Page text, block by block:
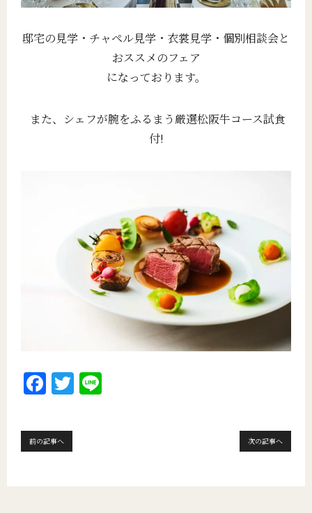
邸宅の見学・チャペル見学・衣裳見学・個別相談会と
おススメのフェア
になっております。
また、シェフが腕をふるまう厳選松阪牛コース試食
付!
F
c
e
T
前の記事へ 次の記事へ